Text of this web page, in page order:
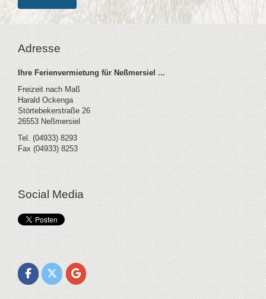
Adresse
Ihre Ferienvermietung für Neßmersiel ...
Freizeit nach Maß
Harald Ockenga
Störtebekerstraße 26
26553 Neßmersiel
Tel. (04933) 8293
Fax (04933) 8253
Social Media